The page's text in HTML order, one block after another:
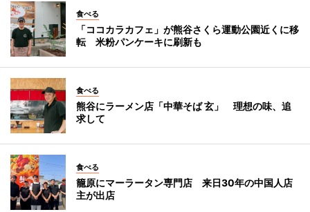
食べる
「ココカラカフェ」が熊谷さくら運動公園近くに移
転 米粉パンケーキに刷新も
食べる
熊谷にラーメン店「中華そば 玄」 理想の味、追
求して
食べる
籠原にマーラータン専門店 来日30年の中国人店
主が出店